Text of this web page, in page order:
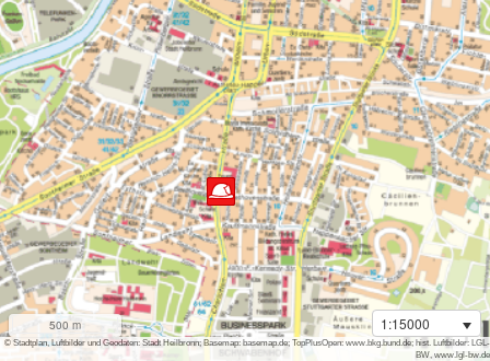
i
500 m 1:15000
© Stadtplan, Luftbilder und Geodaten: Stadt Heilbronn; Basemap: basemap.de; TopPlusOpen: www.bkg.bund.de; hist. Luftbilder: LGL-
BW, www.lgl-bw.de